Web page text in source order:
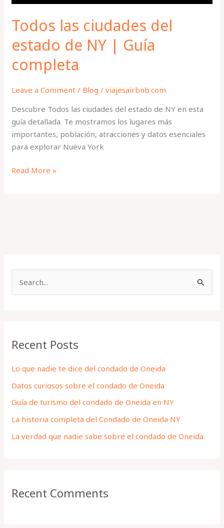
Todos las ciudades del
estado de NY | Guía
completa
Leave a Comment / Blog /viajesairbnb.com
Descubre Todos las ciudades del estado de NY en esta
guía detallada. Te mostramos los lugares más
importantes, población, atracciones y datos esenciales
para explorar Nueva York
completa
Read More »
c
f
o
r
:
Recent Posts
Lo que nadie te dice del condado de Oneida
Datos curiosos sobre el condado de Oneida
Guía de turismo del condado de Oneida en NY
La historia completa del Condado de Oneida NY
La verdad que nadie sabe sobre el condado de Oneida
Recent Comments